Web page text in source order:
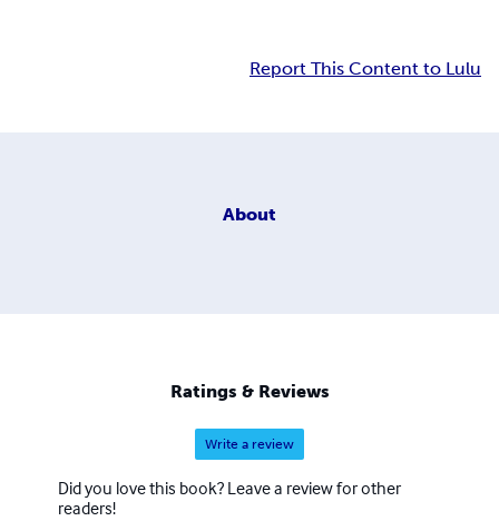
Report This Content to Lulu
About
Ratings & Reviews
Write a review
Did you love this book? Leave a review for other
readers!